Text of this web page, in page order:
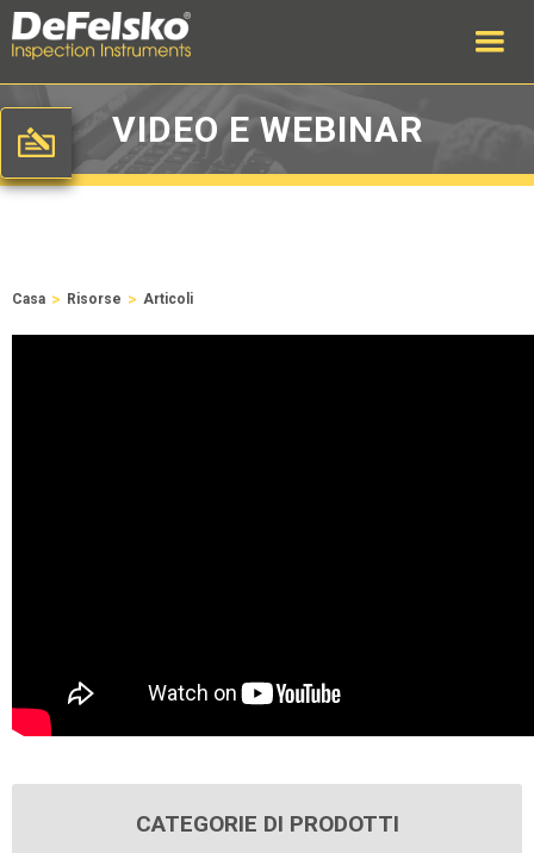
VIDEO E WEBINAR
Casa > Risorse > Articoli
CATEGORIE DI PRODOTTI